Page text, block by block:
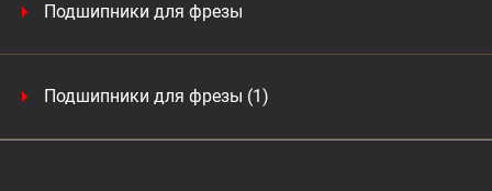
Подшипники для фрезы
Подшипники для фрезы (1)